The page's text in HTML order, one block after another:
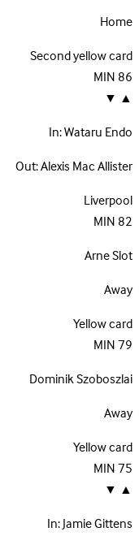
Home
Second yellow card
86
MIN
▲
▼
In:Wataru Endo
Out:Alexis Mac Allister
Liverpool
82
MIN
Arne Slot
Away
Yellow card
79
MIN
Dominik Szoboszlai
Away
Yellow card
75
MIN
▲
▼
In:Jamie Gittens